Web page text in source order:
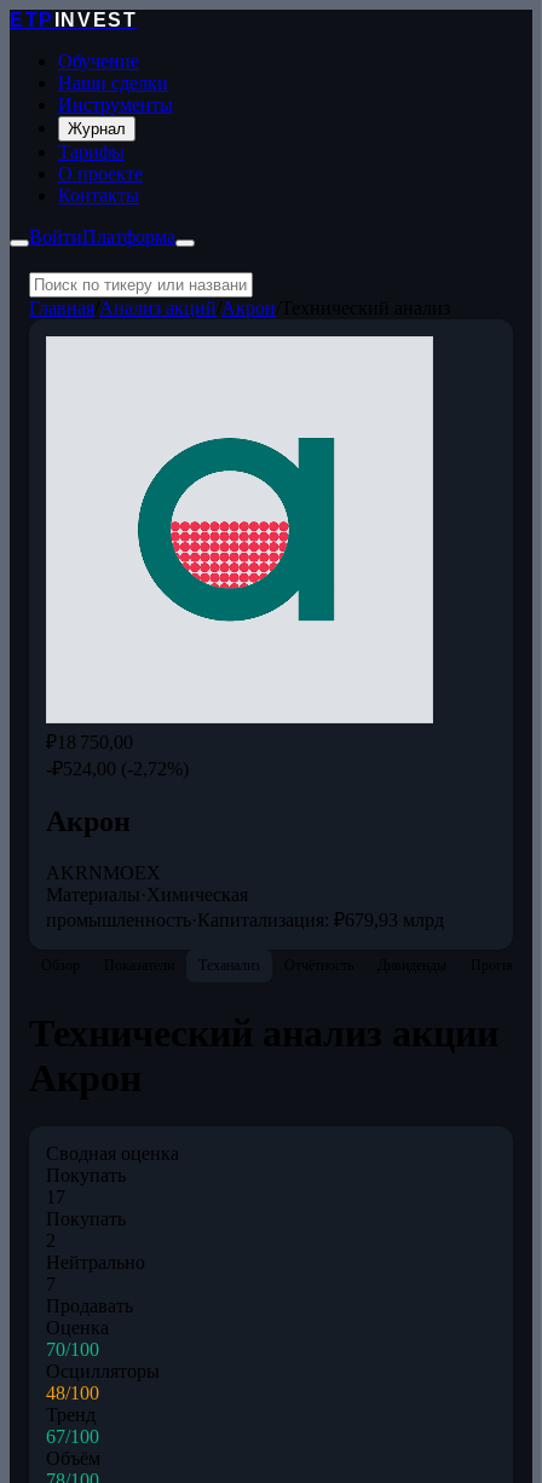
ETP
INVEST
Обучение
Наши сделки
Инструменты
Журнал
Тарифы
О проекте
Контакты
ВойтиПлатформа
Главная Анализ акций Акрон
₽18 750,00
-₽524,00 (-2,72%)
Акрон
AKRNMOEX
Материалы· Химическая
промышленность·Капитализация: ₽679,93 млрд
Теханализ
Сводная оценка
Покупать
17
Покупать
2
Нейтрально
7
Продавать
Оценка
70/100
Осцилляторы
48/100
Тренд
67/100
Объём